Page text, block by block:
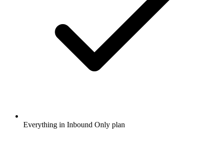
Everything in Inbound Only plan